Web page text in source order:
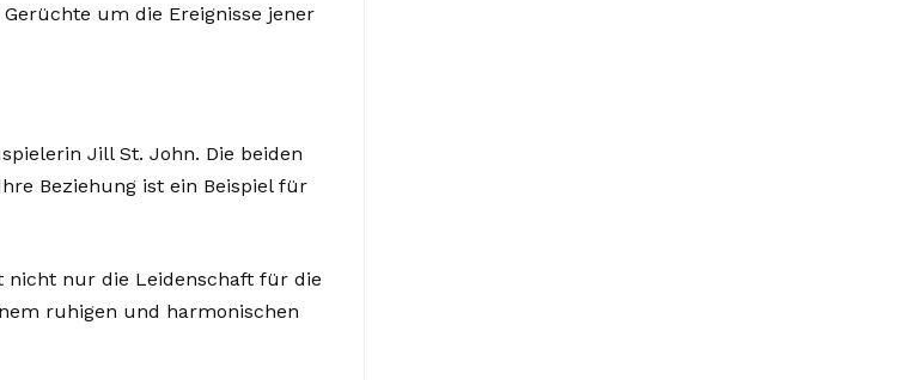
um die Ereignisse jener
Jill St. John. Die beiden
Beziehung ist ein Beispiel für
nicht nur die Leidenschaft für die
ruhigen und harmonischen